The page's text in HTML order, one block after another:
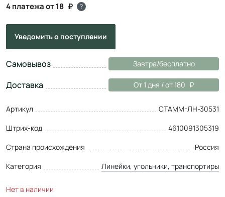
4 платежа от 18 ?
Уведомитьо поступлении
Самовывоз Завтра/бесплатно
Доставка От 1 дня / от 180
Артикул
СТАММ-ЛН-30531
Штрих-код
4610091305319
Страна происхождения
Россия
Категория
Линейки, угольники, транспортиры
Нет в наличии